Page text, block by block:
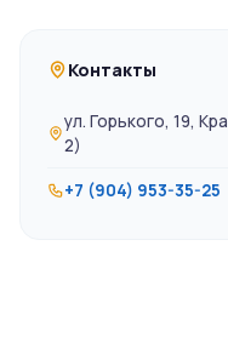
Контакты
ул. Горького, 19,
2)
+7 (904) 953-35-25